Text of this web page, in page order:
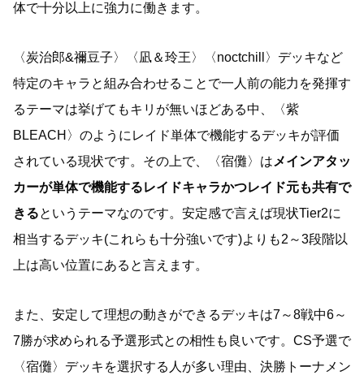
体で十分以上に強力に働きます。
〈炭治郎&禰豆子〉〈凪＆玲王〉〈noctchill〉デッキなど
特定のキャラと組み合わせることで一人前の能力を発揮す
るテーマは挙げてもキリが無いほどある中、〈紫
BLEACH〉のようにレイド単体で機能するデッキが評価
されている現状です。その上で、〈宿儺〉は メインアタッ
カーが単体で機能するレイドキャラかつレイド元も共有で
きるというテーマなのです。安定感で言えば現状Tier2に
相当するデッキ(これらも十分強いです)よりも2～3段階以
上は高い位置にあると言えます。
また、安定して理想の動きができるデッキは7～8戦中6～
7勝が求められる予選形式との相性も良いです。CS予選で
〈宿儺〉デッキを選択する人が多い理由、決勝トーナメン